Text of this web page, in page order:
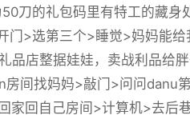
刀的礼包码里有特工的藏身
>选第三个>睡觉>妈妈能给
品店整据娃娃，卖战利品给
间找妈妈>敲门>问问danu
家回自己房间>计算机>去后